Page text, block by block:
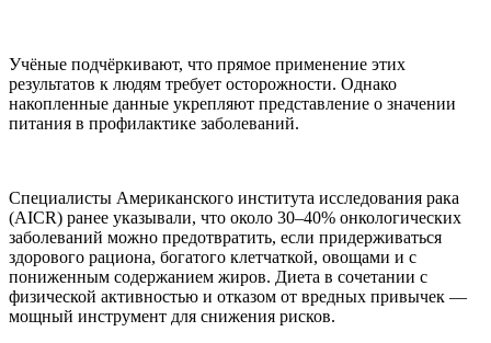
Учёные подчёркивают, что прямое применение этих
результатов к людям требует осторожности. Однако
накопленные данные укрепляют представление о значении
питания в профилактике заболеваний.
Специалисты Американского института исследования рака
(AICR) ранее указывали, что около 30–40% онкологических
заболеваний можно предотвратить, если придерживаться
здорового рациона, богатого клетчаткой, овощами и с
пониженным содержанием жиров. Диета в сочетании с
физической активностью и отказом от вредных привычек —
мощный инструмент для снижения рисков.